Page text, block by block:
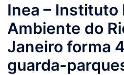
Inea – Instituto
Ambiente do
Janeiro forma
guarda-